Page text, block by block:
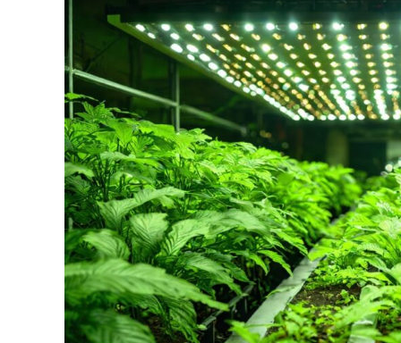
Cultivo
Indoor:
Transforme
Seu
Espaço
de
Plantio